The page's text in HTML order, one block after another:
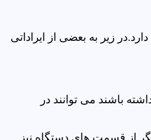
زیر به بعضی از ایراداتی
باشند می توانند در
از قسمت های دستگاه نیز